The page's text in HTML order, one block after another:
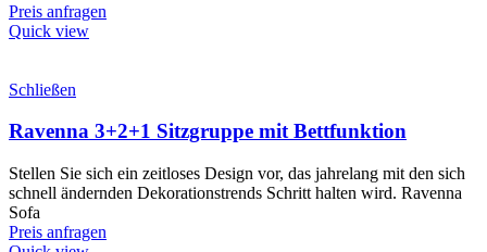
Preis anfragen
Quick view
Schließen
Ravenna 3+2+1 Sitzgruppe mit Bettfunktion
Stellen Sie sich ein zeitloses Design vor, das jahrelang mit den sich
schnell ändernden Dekorationstrends Schritt halten wird. Ravenna
Sofa
Preis anfragen